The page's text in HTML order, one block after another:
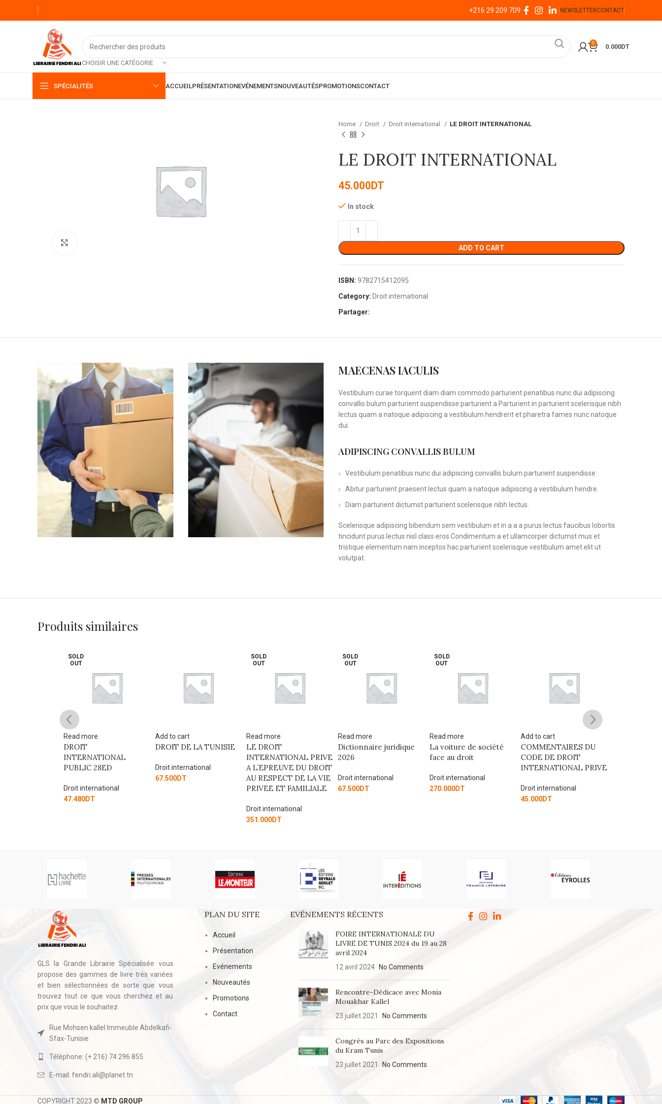
+216 29 209 709 NEWSLETTERCONTACT
CHOISIR UNE CATÉGORIE
0
0.000DT
SPÉCIALITÉS ACCUEILPRÉSENTATIONEVÉNEMENTSNOUVEAUTÉSPROMOTIONSCONTACT
Home Droit Droit international LE DROIT INTERNATIONAL
LE DROIT INTERNATIONAL
45.000DT
In stock
ADD TO CART
ISBN: 9782715412095
Category: Droit international
Partager:
MAECENAS IACULIS
Vestibulum curae torquent diam diam commodo parturient penatibus nunc dui adipiscing
convallis bulum parturient suspendisse parturient a.Parturient in parturient scelerisque nibh
lectus quam a natoque adipiscing a vestibulum hendrerit et pharetra fames nunc natoque
dui.
ADIPISCING CONVALLIS BULUM
Vestibulum penatibus nunc dui adipiscing convallis bulum parturient suspendisse.
Abitur parturient praesent lectus quam a natoque adipiscing a vestibulum hendre.
Diam parturient dictumst parturient scelerisque nibh lectus.
Scelerisque adipiscing bibendum sem vestibulum et in a a a purus lectus faucibus lobortis
tincidunt purus lectus nisl class eros.Condimentum a et ullamcorper dictumst mus et
tristique elementum nam inceptos hac parturient scelerisque vestibulum amet elit ut
volutpat.
Produits similaires
SOLD
OUT
Read more
DROIT
INTERNATIONAL
PUBLIC 28ED
Droit international
47.480DT
Add to cart
DROIT DE LA TUNISIE
Droit international
67.500DT
SOLD
OUT
Read more
LE DROIT
INTERNATIONAL PRIVE
A L’EPREUVE DU DROIT
AU RESPECT DE LA VIE
PRIVEE ET FAMILIALE
Droit international
351.000DT
SOLD
OUT
Read more
Dictionnaire juridique
2026
Droit international
67.500DT
SOLD
OUT
Read more
La voiture de société
face au droit
Droit international
270.000DT
Add to cart
COMMENTAIRES DU
CODE DE DROIT
INTERNATIONAL PRIVE
Droit international
45.000DT
GLS la Grande Librairie Spécialisée vous
propose des gammes de livre très variées
et bien sélectionnées de sorte que vous
trouvez tout ce que vous cherchez et au
prix que vous le souhaitez.
Rue Mohsen kallel Immeuble Abdelkafi-
Sfax-Tunisie
Téléphone: (+ 216) 74 296 855
E-mail: fendri.ali@planet.tn
PLAN DU SITE
Accueil
Présentation
Evénements
Nouveautés
Promotions
Contact
EVÉNEMENTS RÉCENTS
FOIRE INTERNATIONALE DU
LIVRE DE TUNIS 2024 du 19 au 28
avril 2024
12 avril 2024 No Comments
Rencontre-Dédicace avec Monia
Mouakhar Kallel
23 juillet 2021 No Comments
Congrès au Parc des Expositions
du Kram Tunis
23 juillet 2021 No Comments
COPYRIGHT 2023 © MTD GROUP